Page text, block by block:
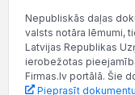
Nepubliskās daļas
valsts notāra lēmumi,
Latvijas Republikas
ierobežotas
Firmas.lv portālā. Šie
Pieprasīt